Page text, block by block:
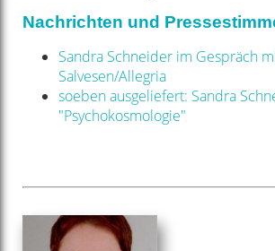
Nachrichten und
Sandra Schneider im Gespräch
Salvesen/Allegria
soeben ausgeliefert: Sandra
"Psychokosmologie"